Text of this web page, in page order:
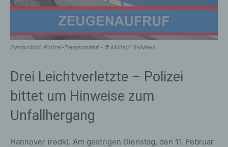
Symbolbild: Polizei-Zeugenaufruf - © Müller/LGHNews
Drei Leichtverletzte – Polizei
bittet um Hinweise zum
Unfallhergang
Hannover (redk). Am gestrigen Dienstag, den 11. Februar